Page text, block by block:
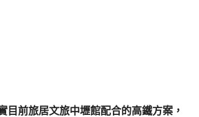
目前旅居文旅中壢館配合的高鐵方案，